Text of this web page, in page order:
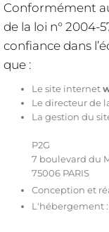
Conformément
de la loi n° 2004-
confiance dans
que :
Le site internet
Le directeur de
La gestion du
P2G
7 boulevard du
75006 PARIS
Conception et
L'hébergement :